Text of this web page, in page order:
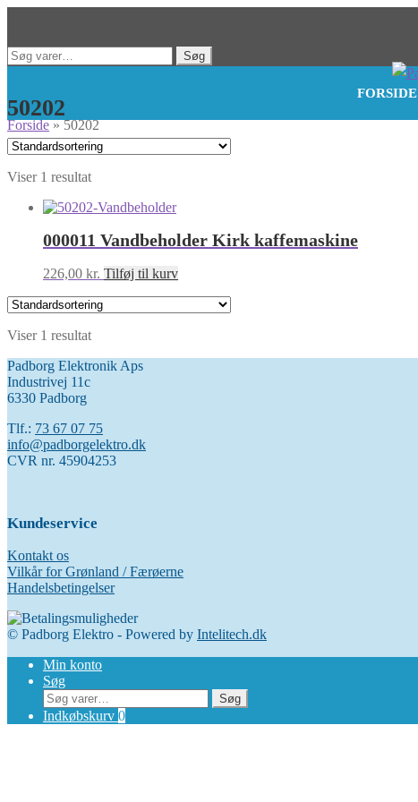
Spring
navigation
Spring
indhold
Søg
Søg
FORSIDE
Forside»50202
50202
Viser 1 resultat
000011 Vandbeholder Kirk kaffemaskine
226,00 kr. Tilføj til kurv
Viser 1 resultat
Padborg Elektronik Aps
Industrivej 11c
6330 Padborg
Tlf.: 73 67 07 75
info@padborgelektro.dk
CVR nr. 45904253
Kundeservice
Kontakt os
Vilkår for Grønland / Færøerne
Handelsbetingelser
© Padborg Elektro - Powered by Intelitech.dk
Min konto
Søg
Søg
efter:
Søg
Indkøbskurv 0